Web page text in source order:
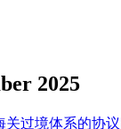
2025
过境体系的协议